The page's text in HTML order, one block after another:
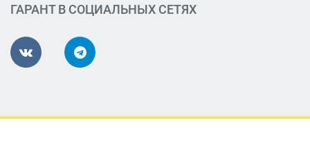
ГАРАНТ В СОЦИАЛЬНЫХ СЕТЯХ